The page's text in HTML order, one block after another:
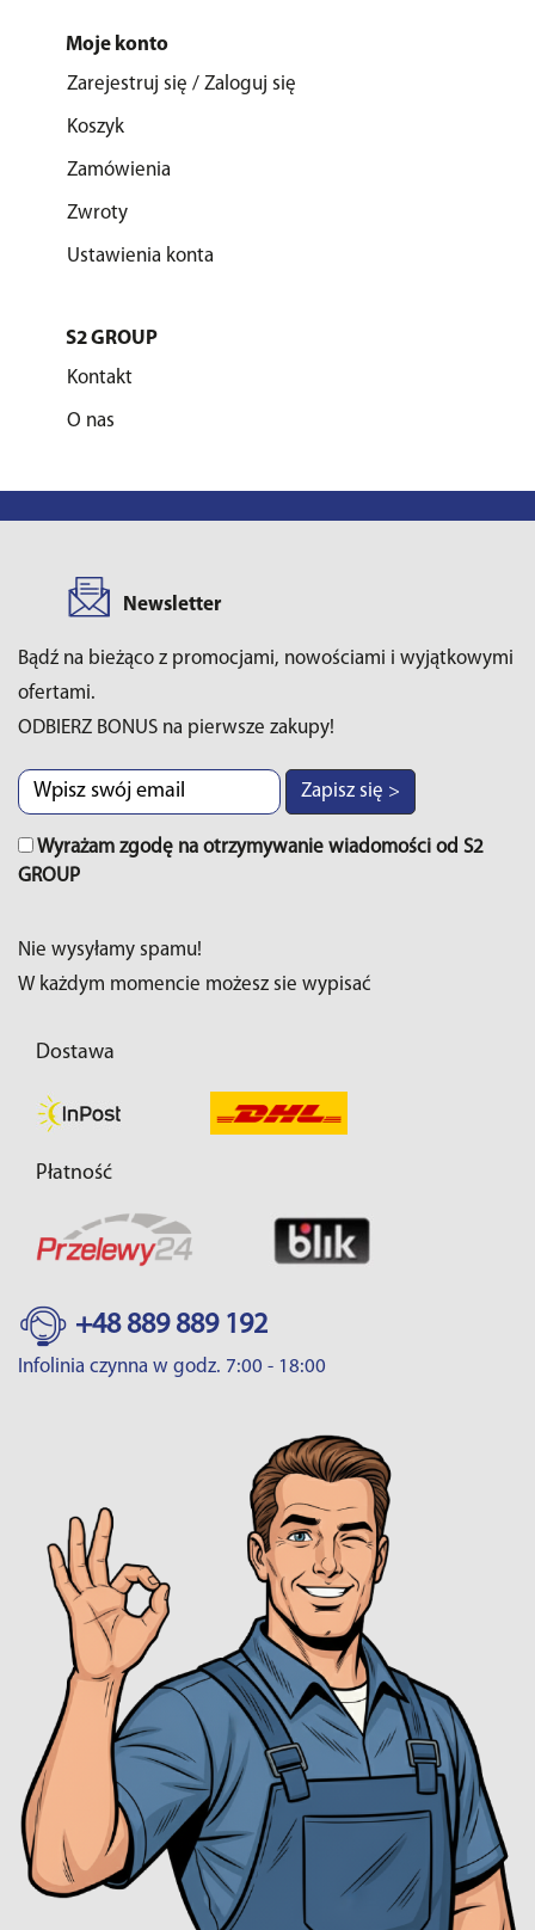
Moje konto
Zarejestruj się / Zaloguj się
Koszyk
Zamówienia
Zwroty
Ustawienia konta
S2 GROUP
Kontakt
O nas
Newsletter
Bądź na bieżąco z promocjami, nowościami i wyjątkowymi
ofertami.
ODBIERZ BONUS na pierwsze zakupy!
Zapisz się >
Wyrażam zgodę na otrzymywanie wiadomości od S2
GROUP
Nie wysyłamy spamu!
W każdym momencie możesz sie wypisać
Dostawa
Płatność
+48 889 889 192
Infolinia czynna w godz. 7:00 - 18:00